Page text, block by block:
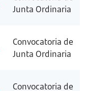
Junta Ordinaria
Convocatoria de
Junta Ordinaria
Convocatoria de